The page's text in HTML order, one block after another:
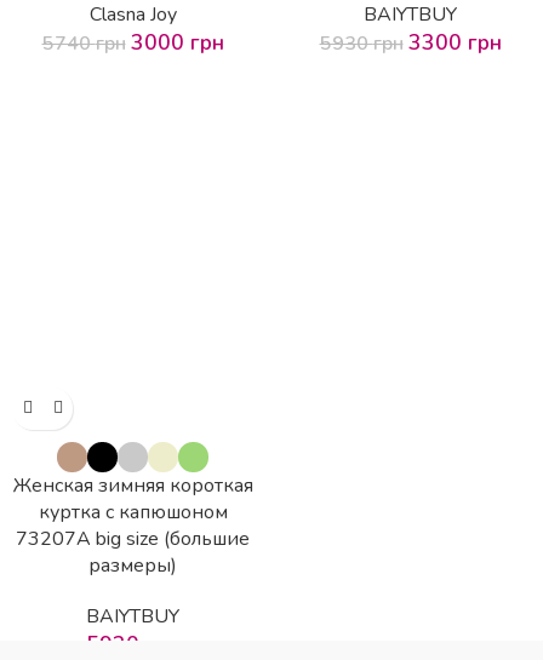
Clasna Joy
5740грн 3000 грн
BAIYTBUY
5930грн 3300 грн
Женская зимняя короткая
куртка с капюшоном
73207А big size (большие
размеры)
BAIYTBUY
5930